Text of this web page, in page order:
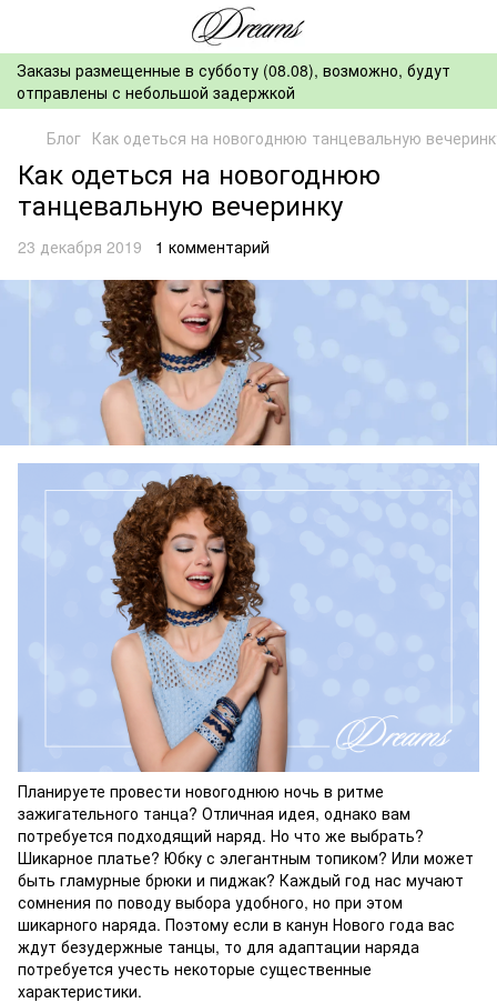
Заказы размещенные в субботу (08.08), возможно, будут
отправлены с небольшой задержкой
Блог Как одеться на новогоднюю танцевальную
Как одеться на новогоднюю
танцевальную вечеринку
23 декабря 2019 1 комментарий
Планируете провести новогоднюю ночь в ритме
зажигательного танца? Отличная идея, однако вам
потребуется подходящий наряд. Но что же выбрать?
Шикарное платье? Юбку с элегантным топиком? Или может
быть гламурные брюки и пиджак? Каждый год нас мучают
сомнения по поводу выбора удобного, но при этом
шикарного наряда. Поэтому если в канун Нового года вас
ждут безудержные танцы, то для адаптации наряда
потребуется учесть некоторые существенные
характеристики.